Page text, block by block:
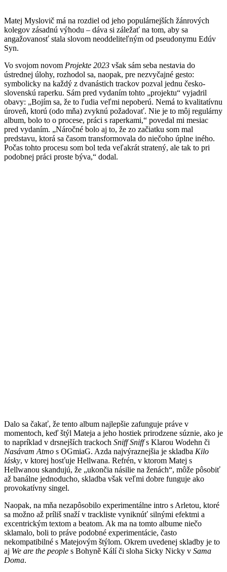
Matej Myslovič má na rozdiel od jeho populárnejších žánrových
kolegov zásadnú výhodu – dáva si záležať na tom, aby sa
angažovanosť stala slovom neoddeliteľným od pseudonymu Edúv
Syn.
Vo svojom novom Projekte 2023 však sám seba nestavia do
ústrednej úlohy, rozhodol sa, naopak, pre nezvyčajné gesto:
symbolicky na každý z dvanástich trackov pozval jednu česko-
slovenskú raperku. Sám pred vydaním tohto „projektu“ vyjadril
obavy: „Bojím sa, že to ľudia veľmi nepoberú. Nemá to kvalitatívnu
úroveň, ktorú (odo mňa) zvyknú požadovať. Nie je to môj regulárny
album, bolo to o procese, práci s raperkami,“ povedal mi mesiac
pred vydaním. „Náročné bolo aj to, že zo začiatku som mal
predstavu, ktorá sa časom transformovala do niečoho úplne iného.
Počas tohto procesu som bol teda veľakrát stratený, ale tak to pri
podobnej práci proste býva,“ dodal.
Dalo sa čakať, že tento album najlepšie zafunguje práve v
momentoch, keď štýl Mateja a jeho hostiek prirodzene súznie, ako je
to napríklad v drsnejších trackoch Sniff Sniffs Klarou Wodehn či
Nasávam Atmo s OGmiaG. Azda najvýraznejšia je skladba Kilo
lásky, v ktorej hosťuje Hellwana. Refrén, v ktorom Matej s
Hellwanou skandujú, že „ukončia násilie na ženách“, môže pôsobiť
až banálne jednoducho, skladba však veľmi dobre funguje ako
provokatívny singel.
Naopak, na mňa nezapôsobilo experimentálne intro s Arletou, ktoré
sa možno až príliš snaží v trackliste vyniknúť silnými efektmi a
excentrickým textom a beatom. Ak ma na tomto albume niečo
sklamalo, boli to práve podobné experimentácie, často
nekompatibilné s Matejovým štýlom. Okrem uvedenej skladby je to
aj We are the people s Bohyně Kálí či sloha Sicky Nicky v Sama
Doma.